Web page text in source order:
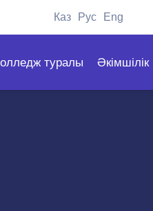
Каз Рус Eng
туралы Әкімшілік